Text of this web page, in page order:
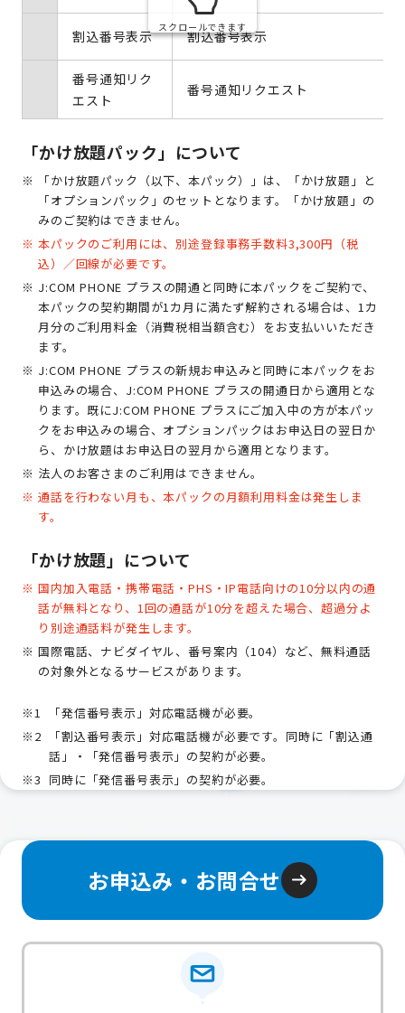
割込番号表示 割込番号表示
番号通知リク
エスト
番号通知リクエスト
スクロールできます
「かけ放題パック」について
「かけ放題パック（以下、本パック）」は、「かけ放題」と
「オプションパック」のセットとなります。「かけ放題」の
みのご契約はできません。
本パックのご利用には、別途登録事務手数料3,300円（税
込）／回線が必要です。
J:COM PHONE プラスの開通と同時に本パックをご契約で、
本パックの契約期間が1カ月に満たず解約される場合は、1カ
月分のご利用料金（消費税相当額含む）をお支払いいただき
ます。
J:COM PHONE プラスの新規お申込みと同時に本パックをお
申込みの場合、J:COM PHONE プラスの開通日から適用とな
ります。既にJ:COM PHONE プラスにご加入中の方が本パッ
クをお申込みの場合、オプションパックはお申込日の翌日か
ら、かけ放題はお申込日の翌月から適用となります。
法人のお客さまのご利用はできません。
通話を行わない月も、本パックの月額利用料金は発生しま
す。
「かけ放題」について
国内加入電話・携帯電話・PHS・IP電話向けの10分以内の通
話が無料となり、1回の通話が10分を超えた場合、超過分よ
り別途通話料が発生します。
国際電話、ナビダイヤル、番号案内（104）など、無料通話
の対象外となるサービスがあります。
「発信番号表示」対応電話機が必要。
「割込番号表示」対応電話機が必要です。同時に「割込通
話」・「発信番号表示」の契約が必要。
同時に「発信番号表示」の契約が必要。
お申込み・お問合せ